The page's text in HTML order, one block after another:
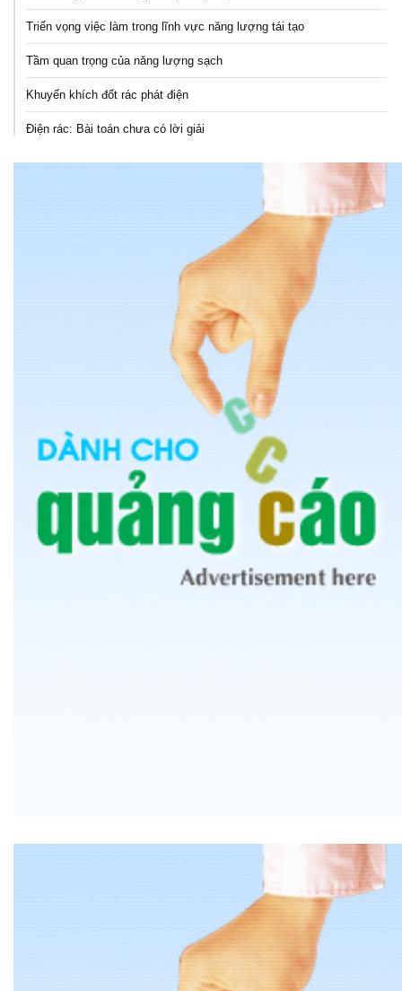
Triển vọng việc làm trong lĩnh vực năng lượng tái tạo
Tầm quan trọng của năng lượng sạch
Khuyến khích đốt rác phát điện
Điện rác: Bài toán chưa có lời giải